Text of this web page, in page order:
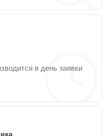
в день заявки